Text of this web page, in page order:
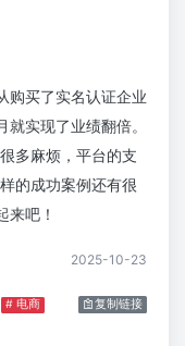
购买了实名认证企业
实现了业绩翻倍。
多麻烦，平台的支
的成功案例还有很
来吧！
2025-10-23
# 电商 复制链接